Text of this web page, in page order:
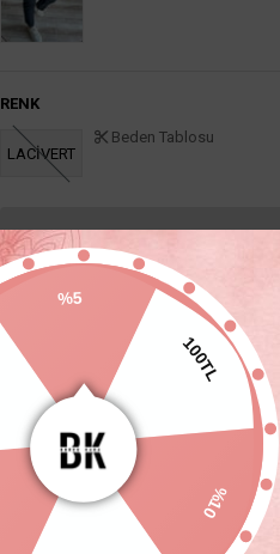
RENK
LACİVERT
Beden Tablosu
Favorilere Ekle
Fiyat Düşünce Haber Ver
TAVSIYE ET YORUM YAZ
%5
100TL
%10